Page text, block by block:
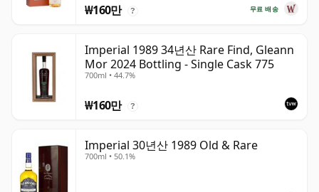
무료 배송
₩160만 ?
Imperial 1989 34년산 Rare Find, Gleann
Mor 2024 Bottling - Single Cask 775
700ml • 44.7%
₩160만 ?
Imperial 30년산 1989 Old & Rare
700ml • 50.1%